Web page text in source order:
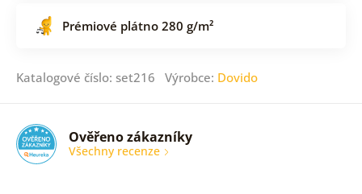
Prémiové plátno 280 g/m²
Katalogové číslo: set216 Výrobce: Dovido
Ověřeno zákazníky
Všechny recenze